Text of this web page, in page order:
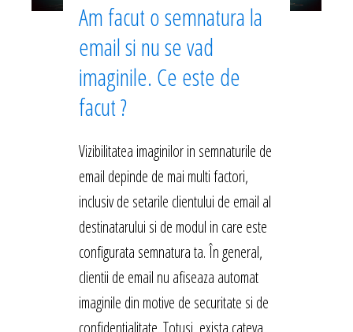
Am facut o semnatura la
email si nu se vad
imaginile. Ce este de
facut ?
Vizibilitatea imaginilor in semnaturile de
email depinde de mai multi factori,
inclusiv de setarile clientului de email al
destinatarului si de modul in care este
configurata semnatura ta. În general,
clientii de email nu afiseaza automat
imaginile din motive de securitate si de